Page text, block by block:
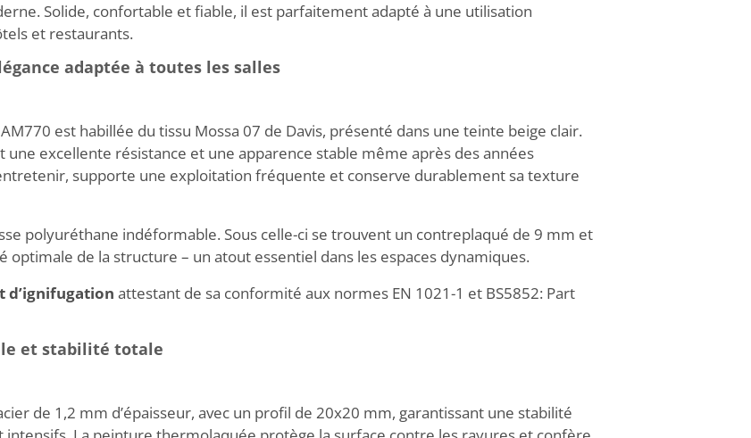
Solide, confortable et fiable, il est parfaitement adapté à une utilisation
et restaurants.
adaptée à toutes les salles
est habillée du tissu Mossa 07 de Davis, présenté dans une teinte beige clair.
une excellente résistance et une apparence stable même après des années
supporte une exploitation fréquente et conserve durablement sa texture
polyuréthane indéformable. Sous celle-ci se trouvent un contreplaqué de 9 mm et
de la structure – un atout essentiel dans les espaces dynamiques.
d’ignifugation attestant de sa conformité aux normes EN 1021-1 et BS5852: Part
et stabilité totale
de 1,2 mm d’épaisseur, avec un profil de 20x20 mm, garantissant une stabilité